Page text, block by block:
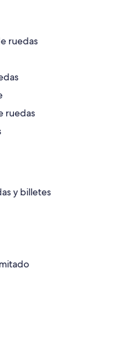
ruedas
ruedas
y billetes